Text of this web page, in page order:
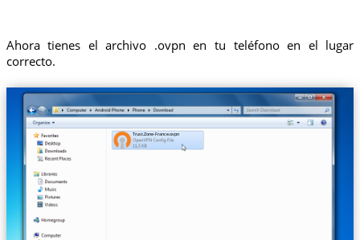
Ahora tienes el archivo .ovpn en tu teléfono en el lugar
correcto.
Trust.Zone-France.ovpn